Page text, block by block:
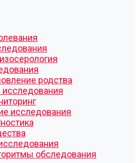
родства
исследования
обследования